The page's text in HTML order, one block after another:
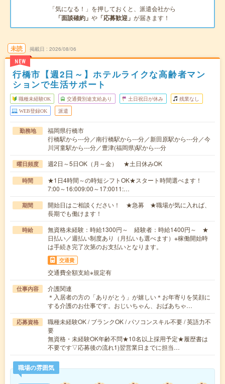
「気になる！」を押しておくと、派遣会社から
「面談確約」 や 「応募歓迎」 が届きます！
未読
NEW
掲載日 2026/08/06
行橋市【週2日～】ホテルライクな高齢者マン
ションで生活サポート
職種未経験OK 交通費別途支給あり 土日祝日が休み 残業なし
WEB登録OK 派遣
勤務地
福岡県行橋市
行橋駅から---分／南行橋駅から---分／新田原駅から---分／今
川河童駅から---分／豊津(福岡県)駅から---分
曜日頻度 週2日～5日OK（月～金） ★土日休みOK
時間
★1日4時間～の時短シフトOK★スタート時間選べます！
7:00～16:009:00～17:0011:…
期間
開始日はご相談ください！ ★急募 ★職場が気に入れば、
長期でも働けます！
時給
無資格未経験：時給1300円～ 経験者：時給1400円～ ★
日払い／週払い制度あり（月払いも選べます）※稼働開始時
は手続き完了次第のお支払いとなります。
交通費
交通費全額支給※規定有
仕事内容
介護関連
＊入居者の方の「ありがとう」が嬉しい＊お年寄りを笑顔に
する介護のお仕事です。おじいちゃん、おばあちゃ…
応募資格
職種未経験OK / ブランクOK / パソコンスキル不要 / 英語力不
要
無資格・未経験OK年齢不問★10名以上採用予定★履歴書は
不要です▽応募後の流れ1)翌営業日までに担当…
職場の雰囲気